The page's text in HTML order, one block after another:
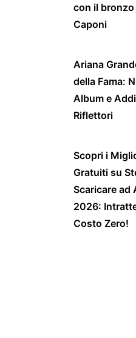
con il
Caponi
Ariana
della Fama:
Album e
Riflettori
Scopri i
Gratuiti su
Scaricare ad
2026:
Costo Zero!